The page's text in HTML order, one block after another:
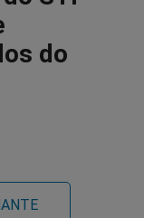
no
Telegram
do